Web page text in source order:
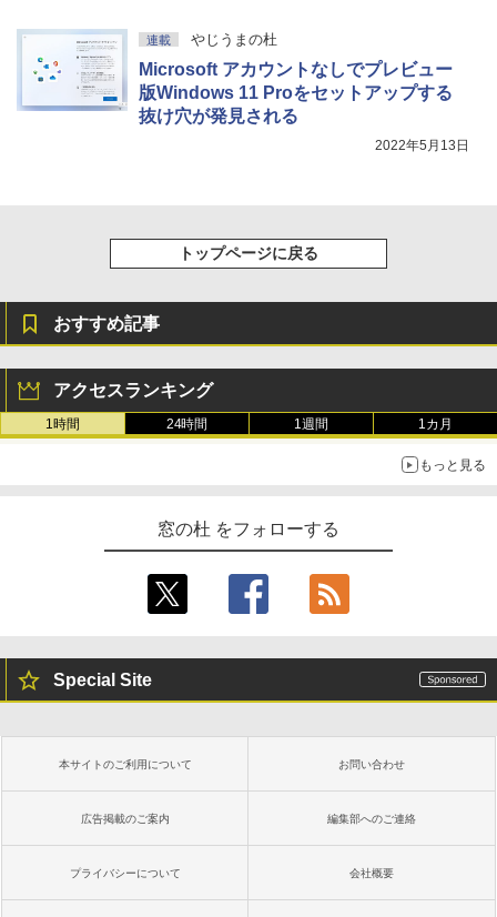
￥115,980
連載 やじうまの杜
Microsoft アカウントなしでプレビュー
版Windows 11 Proをセットアップする
抜け穴が発見される
2022年5月13日
トップページに戻る
おすすめ記事
アクセスランキング
1時間 24時間 1週間 1カ月
もっと見る
窓の杜 をフォローする
Special Site
本サイトのご利用について お問い合わせ
広告掲載のご案内 編集部へのご連絡
プライバシーについて 会社概要